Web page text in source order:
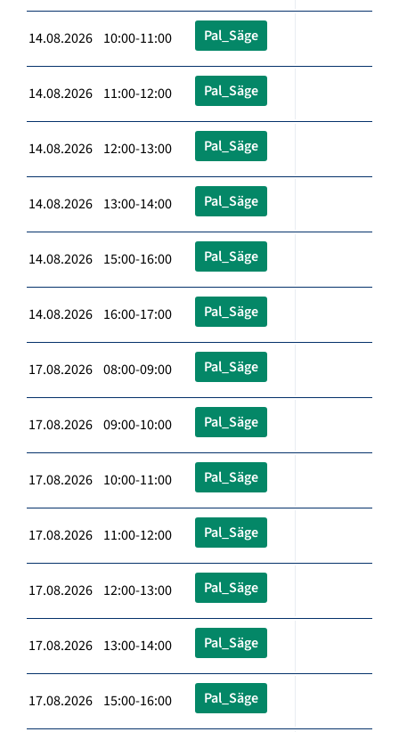
14.08.2026 10:00-11:00 Pal_Säge
14.08.2026 11:00-12:00 Pal_Säge
14.08.2026 12:00-13:00 Pal_Säge
14.08.2026 13:00-14:00 Pal_Säge
14.08.2026 15:00-16:00 Pal_Säge
14.08.2026 16:00-17:00 Pal_Säge
17.08.2026 08:00-09:00 Pal_Säge
17.08.2026 09:00-10:00 Pal_Säge
17.08.2026 10:00-11:00 Pal_Säge
17.08.2026 11:00-12:00 Pal_Säge
17.08.2026 12:00-13:00 Pal_Säge
17.08.2026 13:00-14:00 Pal_Säge
17.08.2026 15:00-16:00 Pal_Säge